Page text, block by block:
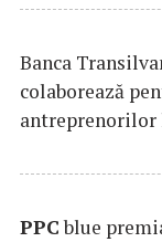
Banca
colaborează
PPCblue